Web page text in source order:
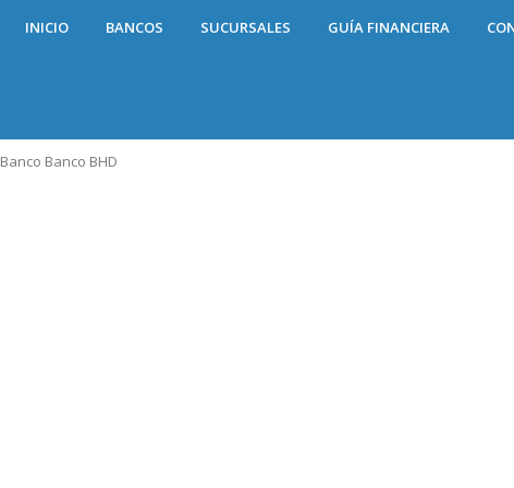
INICIO BANCOS SUCURSALES GUÍA FINANCIERA
Banco Banco BHD